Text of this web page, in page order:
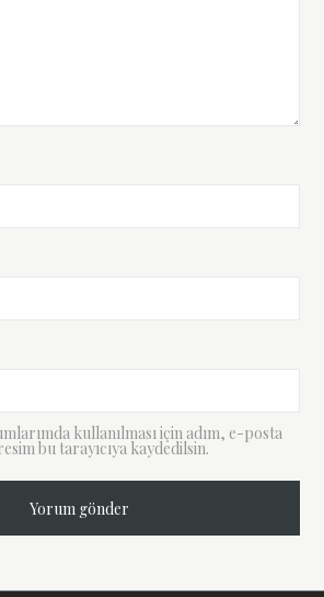
kullanılması için adım, e-posta
bu tarayıcıya kaydedilsin.